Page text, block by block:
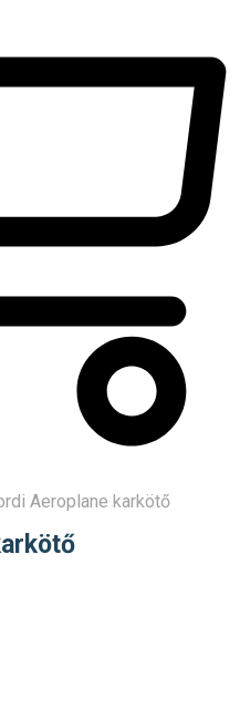
Aeroplane karkötő